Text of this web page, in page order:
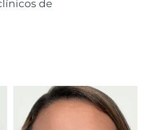
de
Entrega prevista8/9/26